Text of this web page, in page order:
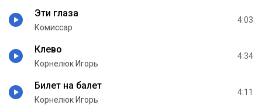
Эти глаза
Комиссар
4:03
Клево
Корнелюк Игорь
4:34
Билет на балет
Корнелюк Игорь
4:11